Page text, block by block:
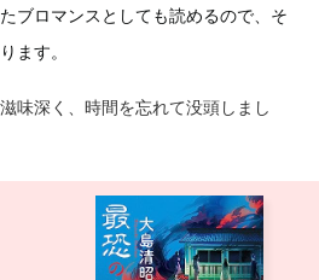
ブロマンスとしても読めるので、そ
ます。
味深く、時間を忘れて没頭しまし